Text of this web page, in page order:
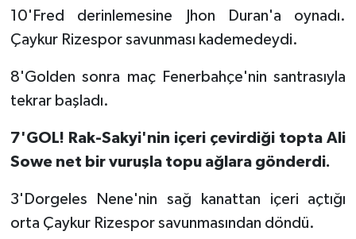
10'Fred derinlemesine Jhon Duran'a oynadı.
Çaykur Rizespor savunması kademedeydi.
8'Golden sonra maç Fenerbahçe'nin santrasıyla
tekrar başladı.
7'GOL! Rak-Sakyi'nin içeri çevirdiği topta Ali
Sowe net bir vuruşla topu ağlara gönderdi.
3'Dorgeles Nene'nin sağ kanattan içeri açtığı
orta Çaykur Rizespor savunmasından döndü.